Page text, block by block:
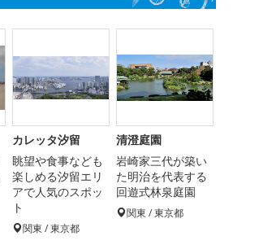
カレッタ汐留
眺望や食事なども
楽しめる汐留エリ
アで人気のスポッ
ト
関東 / 東京都
清澄庭園
岩崎家三代が築い
た明治を代表する
回遊式林泉庭園
関東 / 東京都